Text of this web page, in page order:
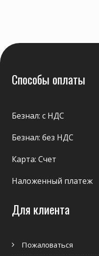
Способы оплаты
Безнал: с НДС
Безнал: без НДС
Карта: Счет
Наложенный платеж
Для клиента
Пожаловаться